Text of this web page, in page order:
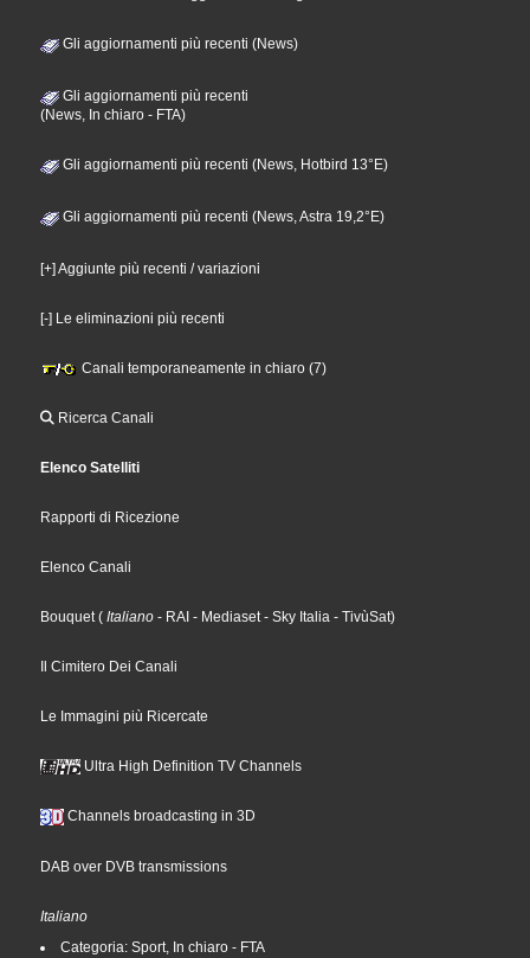
Gli aggiornamenti più recenti (News)
Gli aggiornamenti più recenti
(News, In chiaro - FTA)
Gli aggiornamenti più recenti (News, Hotbird 13°E)
Gli aggiornamenti più recenti (News, Astra 19,2°E)
[+] Aggiunte più recenti / variazioni
[-] Le eliminazioni più recenti
Canali temporaneamente in chiaro (7)
Ricerca Canali
Elenco Satelliti
Rapporti di Ricezione
Elenco Canali
Bouquet( Italiano - RAI - Mediaset- Sky Italia - TivùSat)
Il Cimitero Dei Canali
Le Immagini più Ricercate
Ultra High Definition TV Channels
Channels broadcasting in 3D
DAB over DVB transmissions
Italiano
Categoria: Sport, In chiaro - FTA